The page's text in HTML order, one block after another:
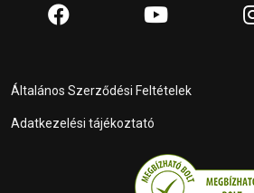
Általános Szerződési Feltételek
Adatkezelési tájékoztató